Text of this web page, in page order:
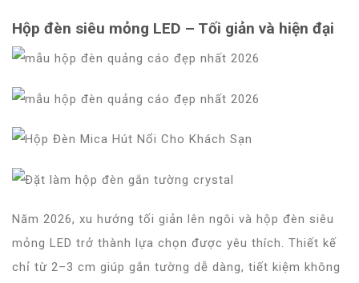
Hộp đèn siêu mỏng LED – Tối giản và hiện đại
Năm 2026, xu hướng tối giản lên ngôi và hộp đèn siêu
mỏng LED trở thành lựa chọn được yêu thích. Thiết kế
chỉ từ 2–3 cm giúp gắn tường dễ dàng, tiết kiệm không